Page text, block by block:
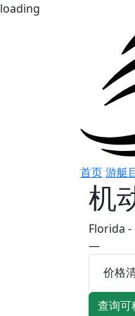
loading
首页游艇
机
Florida -
—
价格
查询可